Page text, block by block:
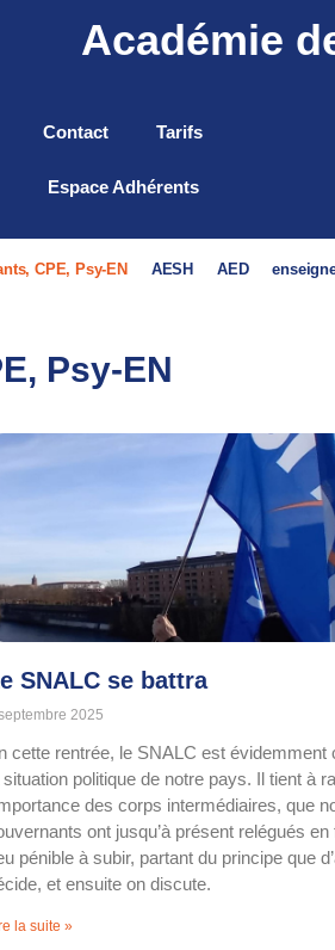
Académie
Contact Tarifs
Espace Adhérents
CPE, Psy-EN AESH AED
Psy-EN
SNALC se battra
2025
cette rentrée, le SNALC est évidemment
situation politique de notre pays. Il tient à
des corps intermédiaires, que
ont jusqu’à présent relégués
pénible à subir, partant du principe que
et ensuite on discute.
la suite »